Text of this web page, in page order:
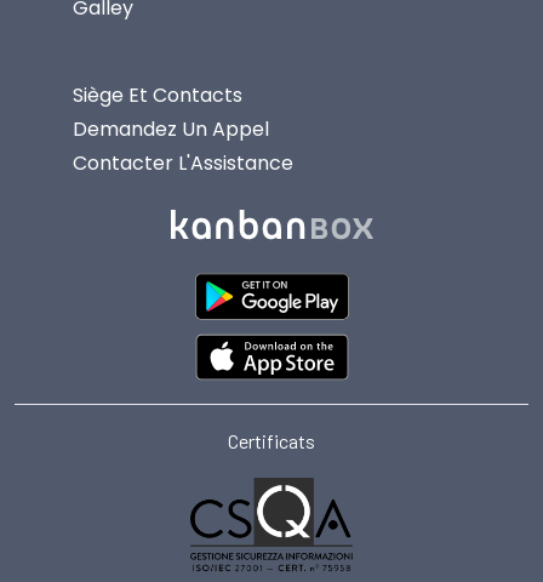
Galley
Siège Et Contacts
Demandez Un Appel
Contacter L'Assistance
Certificats